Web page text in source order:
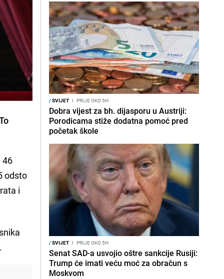
46
odsto
i
/SVIJET I PRIJE OKO 5H
Dobra vijest za bh. dijasporu u Austriji:
Porodicama stiže dodatna pomoć pred
početak škole
/SVIJET I PRIJE OKO 5H
Senat SAD-a usvojio oštre sankcije Rusiji:
Trump će imati veću moć za obračun s
Moskvom